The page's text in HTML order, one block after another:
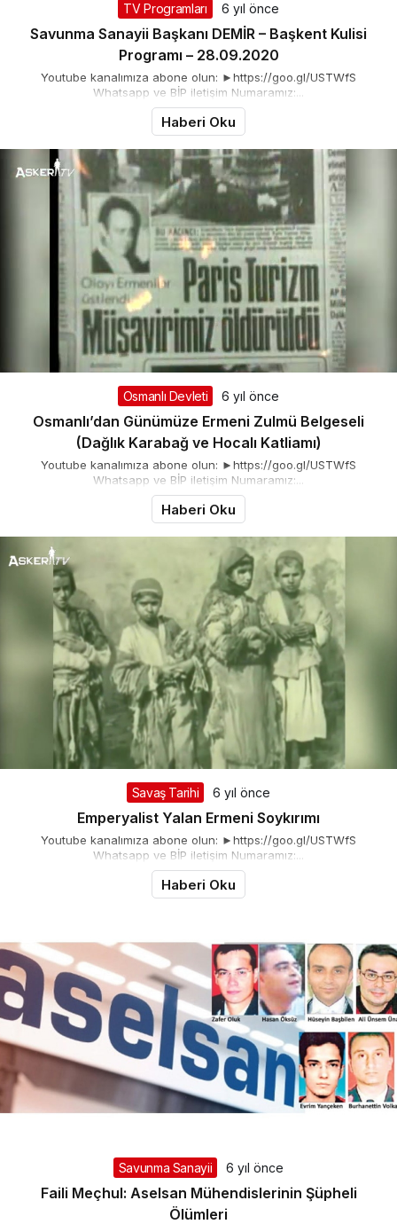
TV Programları 6 yıl önce
Savunma Sanayii Başkanı DEMİR – Başkent Kulisi
Programı – 28.09.2020
Youtube kanalımıza abone olun: ►https://goo.gl/USTWfS
Whatsapp ve BİP iletişim Numaramız:...
Haberi Oku
Osmanlı Devleti 6 yıl önce
Osmanlı’dan Günümüze Ermeni Zulmü Belgeseli
(Dağlık Karabağ ve Hocalı Katliamı)
Youtube kanalımıza abone olun: ►https://goo.gl/USTWfS
Whatsapp ve BİP iletişim Numaramız:...
Haberi Oku
Savaş Tarihi 6 yıl önce
Emperyalist Yalan Ermeni Soykırımı
Youtube kanalımıza abone olun: ►https://goo.gl/USTWfS
Whatsapp ve BİP iletişim Numaramız:...
Haberi Oku
Savunma Sanayii 6 yıl önce
Faili Meçhul: Aselsan Mühendislerinin Şüpheli
Ölümleri